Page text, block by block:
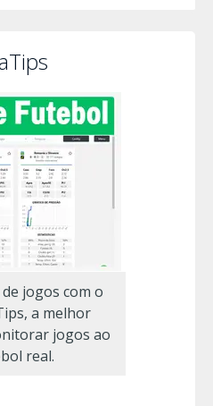
jogos com o
a melhor
jogos ao
real.